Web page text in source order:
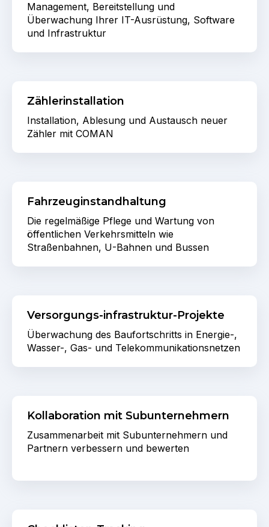
Management, Bereitstellung und
Überwachung Ihrer IT-Ausrüstung, Software
und Infrastruktur
Zählerinstallation
Installation, Ablesung und Austausch neuer
Zähler mit COMAN
Fahrzeuginstandhaltung
Die regelmäßige Pflege und Wartung von
öffentlichen Verkehrsmitteln wie
Straßenbahnen, U-Bahnen und Bussen
Versorgungs-infrastruktur-Projekte
Überwachung des Baufortschritts in Energie-,
Wasser-, Gas- und Telekommunikationsnetzen
Kollaboration mit Subunternehmern
Zusammenarbeit mit Subunternehmern und
Partnern verbessern und bewerten